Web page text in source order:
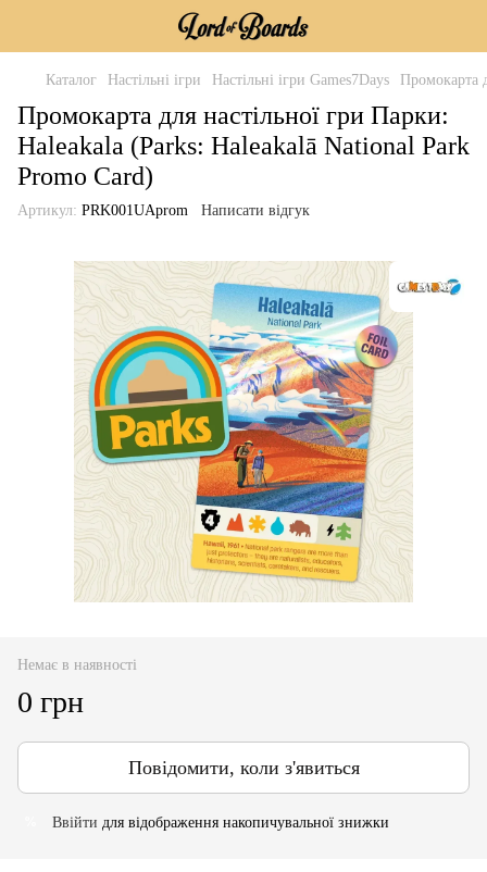
Каталог Настільні ігри Настільні ігри Games7Days Промокарта
Промокарта для настільної гри Парки:
Haleakala (Parks: Haleakalā National Park
Promo Card)
Артикул: PRK001UAprom Написати відгук
Немає в наявності
0 грн
Повідомити, коли з'явиться
Ввійти для відображення накопичувальної знижки